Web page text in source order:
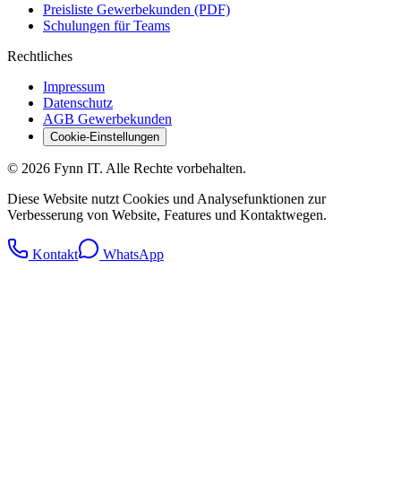
Preisliste Gewerbekunden (PDF)
Schulungen für Teams
Rechtliches
Impressum
Datenschutz
AGB Gewerbekunden
Cookie-Einstellungen
© 2026 Fynn IT. Alle Rechte vorbehalten.
Diese Website nutzt Cookies und Analysefunktionen zur
Verbesserung von Website, Features und Kontaktwegen.
Kontakt WhatsApp